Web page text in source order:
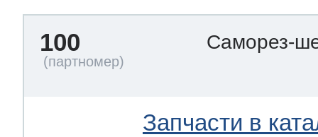
100 Саморез-
Запчасти в